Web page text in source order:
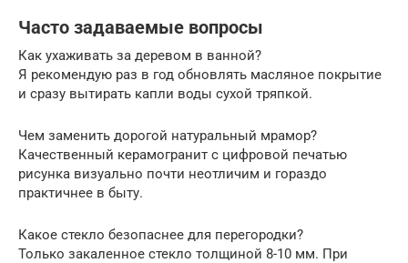
Часто задаваемые вопросы
Как ухаживать за деревом в ванной?
Я рекомендую раз в год обновлять масляное покрытие
и сразу вытирать капли воды сухой тряпкой.
Чем заменить дорогой натуральный мрамор?
Качественный керамогранит с цифровой печатью
рисунка визуально почти неотличим и гораздо
практичнее в быту.
Какое стекло безопаснее для перегородки?
Только закаленное стекло толщиной 8-10 мм. При